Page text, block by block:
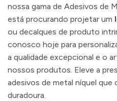
nossa gama de Adesivos de
está procurando projetar um
ou decalques de produto
conosco hoje para
a qualidade excepcional e o
nossos produtos. Eleve a
adesivos de metal níquel que
duradoura.